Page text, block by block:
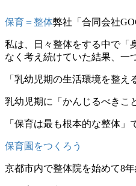
保育＝整体弊社「合同会社
私は、日々整体をする中で「
なく考え続けていた結果、一
「乳幼児期の生活環境を整え
乳幼児期に「かんじるべきこ
「保育は最も根本的な整体
保育園をつくろう
京都市内で整体院を始めて8